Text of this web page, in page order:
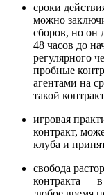
сроки
можно
сборов, но он
48 часов до
регулярного
пробные
агентами на
такой
игровая
контракт,
клуба и
свобода
контракта — в